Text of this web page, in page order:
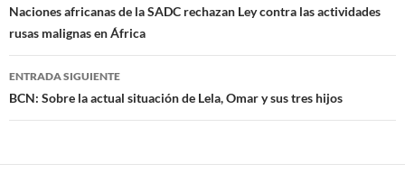
Navegación
de
entradas
Naciones africanas de la SADC rechazan Ley contra las actividades
rusas malignas en África
ENTRADA SIGUIENTE
BCN: Sobre la actual situación de Lela, Omar y sus tres hijos